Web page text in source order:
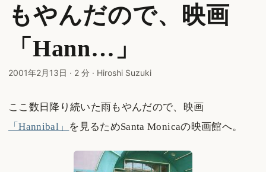
もやんだので、映画
「Hann…」
2001年2月13日 · 2 分 · Hiroshi Suzuki
ここ数日降り続いた雨もやんだので、映画
「Hannibal」 を見るためSanta Monicaの映画館へ。